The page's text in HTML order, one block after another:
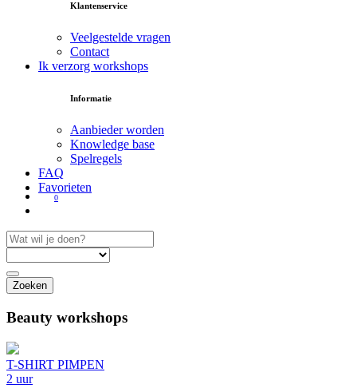
Klantenservice
Veelgestelde vragen
Contact
Ik verzorg workshops
Informatie
Aanbieder worden
Knowledge base
Spelregels
FAQ
Favorieten
0
Zoeken
Beauty workshops
T-SHIRT PIMPEN
2 uur